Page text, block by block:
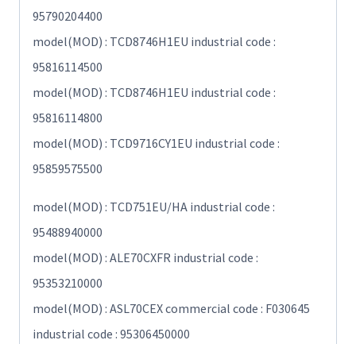
95790204400
model(MOD) : TCD8746H1EU industrial code :
95816114500
model(MOD) : TCD8746H1EU industrial code :
95816114800
model(MOD) : TCD9716CY1EU industrial code :
95859575500
model(MOD) : TCD751EU/HA industrial code :
95488940000
model(MOD) : ALE70CXFR industrial code :
95353210000
model(MOD) : ASL70CEX commercial code : F030645
industrial code : 95306450000